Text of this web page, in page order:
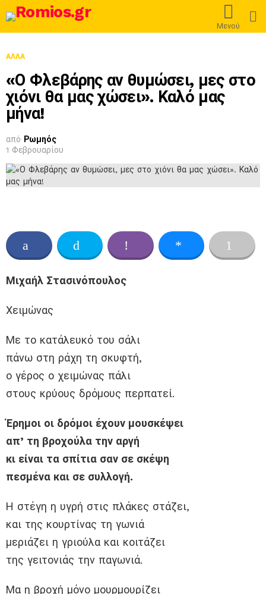
Μενού
ΆΛΛΑ
«Ο Φλεβάρης αν θυμώσει, μες στο
χιόνι θα μας χώσει». Καλό μας
μήνα!
από Ρωμηός
1 Φεβρουαρίου
Μιχαήλ Στασινόπουλος
Χειμώνας
Με το κατάλευκό του σάλι
πάνω στη ράχη τη σκυφτή,
ο γέρος ο χειμώνας πάλι
στους κρύους δρόμους περπατεί.
Έρημοι οι δρόμοι έχουν μουσκέψει
απ’ τη βροχούλα την αργή
κι είναι τα σπίτια σαν σε σκέψη
πεσμένα και σε συλλογή.
Η στέγη η υγρή στις πλάκες στάζει,
και της κουρτίνας τη γωνιά
μεριάζει η γριούλα και κοιτάζει
της γειτονιάς την παγωνιά.
Μα η βροχή μόνο μουρμουρίζει